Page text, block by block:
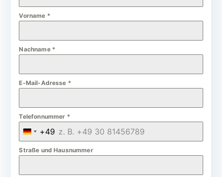
Vorname *
Nachname *
E-Mail-Adresse *
Telefonnummer *
G
e
+49
Straße und Hausnummer